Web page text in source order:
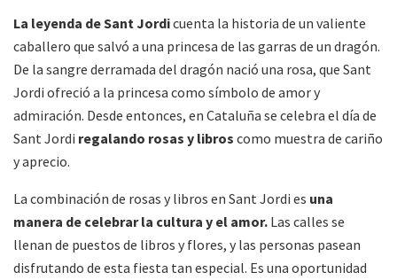
La leyenda de Sant Jordicuenta la historia de un valiente
caballero que salvó a una princesa de las garras de un dragón.
De la sangre derramada del dragón nació una rosa, que Sant
Jordi ofreció a la princesa como símbolo de amor y
admiración. Desde entonces, en Cataluña se celebra el día de
Sant Jordi regalando rosas y libros como muestra de cariño
y aprecio.
La combinación de rosas y libros en Sant Jordi es una
manera de celebrar la cultura y el amor. Las calles se
llenan de puestos de libros y flores, y las personas pasean
disfrutando de esta fiesta tan especial. Es una oportunidad